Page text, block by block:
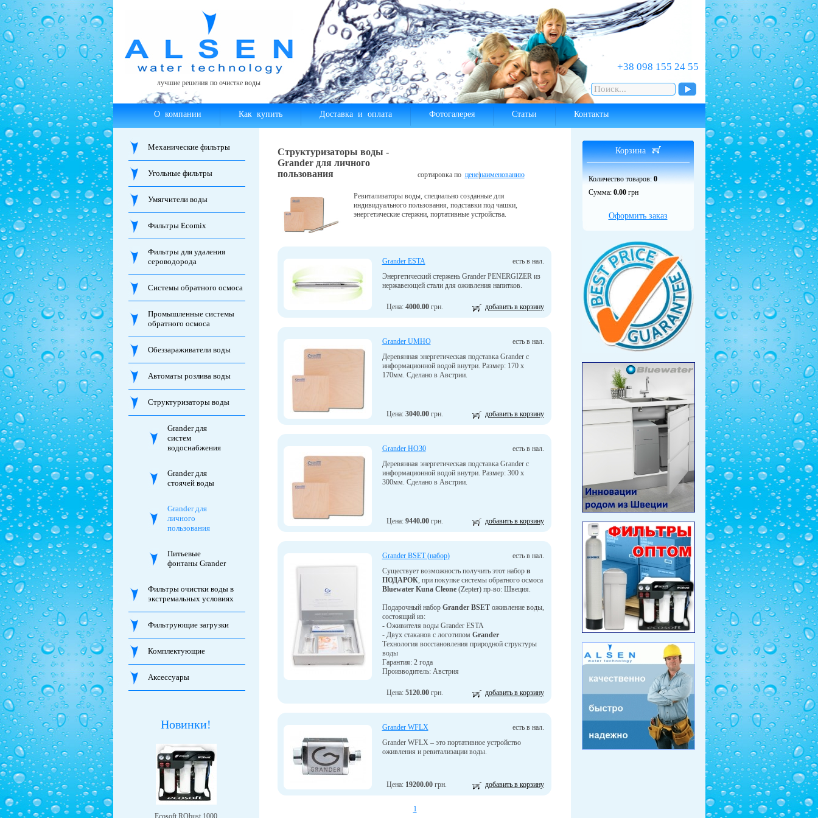
лучшие решения по очистке воды
‎+38 098 155 24 55
О компании Как купить Доставка и оплата Фотогалерея Статьи Контакты
Механические фильтры
Угольные фильтры
Умягчители воды
Фильтры Ecomix
Фильтры для удаления
сероводорода
Системы обратного осмоса
Промышленные системы
обратного осмоса
Обеззараживатели воды
Автоматы розлива воды
Структуризаторы воды
Grander для
систем
водоснабжения
Grander для
стоячей воды
Grander для
личного
пользования
Питьевые
фонтаны Grander
Фильтры очистки воды в
экстремальных условиях
Фильтрующие загрузки
Комплектующие
Аксессуары
Новинки!
Ecosoft RObust 1000
Структуризаторы воды -
Grander для личного
пользования
сортировка по цене|наименованию
Ревитализаторы воды, специально созданные для
индивидуального пользования, подставки под чашки,
энергетические стержни, портативные устройства.
Grander ESTA
есть в нал.
Энергетический стержень Grander PENERGIZER из
нержавеющей стали для оживления напитков.
Цена: 4000.00грн. добавить в корзину
Grander UMHO
есть в нал.
Деревянная энергетическая подставка Grander с
информационной водой внутри. Размер: 170 x
170мм. Сделано в Австрии.
Цена: 3040.00грн. добавить в корзину
Grander HO30
есть в нал.
Деревянная энергетическая подставка Grander с
информационной водой внутри. Размер: 300 x
300мм. Сделано в Австрии.
Цена: 9440.00грн. добавить в корзину
Grander BSET (набор)
есть в нал.
Существует возможность получить этот набор в
ПОДАРОК, при покупке системы обратного осмоса
Bluewater Kuna Cleone(Zepter) пр-во: Швеция.
Подарочный набор Grander BSETоживление воды,
состоящий из:
- Оживителя воды Grander ESTA
- Двух стаканов с логотипом Grander
Технология восстановления природной структуры
воды
Гарантия: 2 года
Производитель: Австрия
Цена: 5120.00грн. добавить в корзину
Grander WFLX
есть в нал.
Grander WFLX – это портативное устройство
оживления и ревитализации воды.
Цена: 19200.00грн. добавить в корзину
1
Корзина
Количество товаров: 0
Сумма: 0.00грн
Оформить заказ